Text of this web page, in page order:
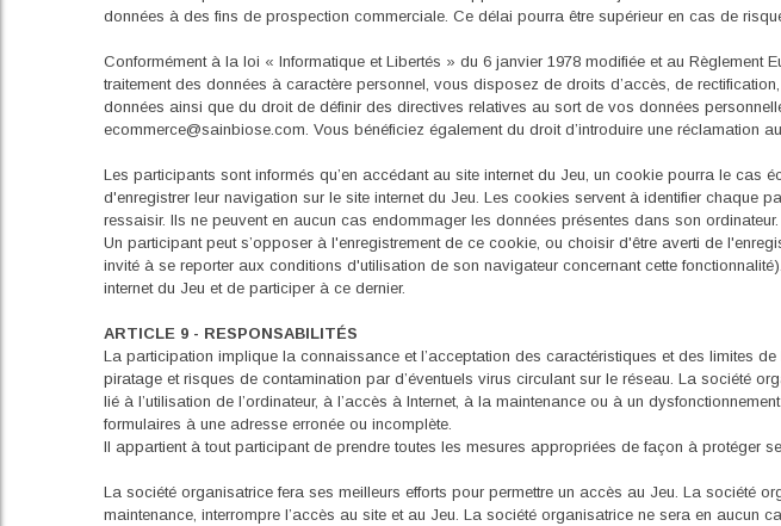
données à des fins de prospection commerciale. Ce délai pourra être supérieur en cas de
Conformément à la loi « Informatique et Libertés » du 6 janvier 1978 modifiée et au
traitement des données à caractère personnel, vous disposez de droits d’accès, de
données ainsi que du droit de définir des directives relatives au sort de vos données
ecommerce@sainbiose.com. Vous bénéficiez également du droit d’introduire une réclamation
Les participants sont informés qu’en accédant au site internet du Jeu, un cookie pourra le cas
d'enregistrer leur navigation sur le site internet du Jeu. Les cookies servent à identifier chaque
ressaisir. Ils ne peuvent en aucun cas endommager les données présentes dans son ordinateur.
Un participant peut s’opposer à l'enregistrement de ce cookie, ou choisir d'être averti de
invité à se reporter aux conditions d'utilisation de son navigateur concernant cette
internet du Jeu et de participer à ce dernier.
ARTICLE 9 - RESPONSABILITÉS
La participation implique la connaissance et l’acceptation des caractéristiques et des limites
piratage et risques de contamination par d’éventuels virus circulant sur le réseau. La société
lié à l’utilisation de l’ordinateur, à l’accès à Internet, à la maintenance ou à un
formulaires à une adresse erronée ou incomplète.
Il appartient à tout participant de prendre toutes les mesures appropriées de façon à protéger
La société organisatrice fera ses meilleurs efforts pour permettre un accès au Jeu. La société
maintenance, interrompre l’accès au site et au Jeu. La société organisatrice ne sera en aucun